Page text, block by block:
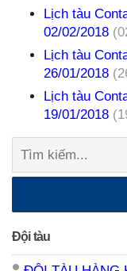
Lịch tàu
02/02/2018
Lịch tàu
26/01/2018
Lịch tàu
19/01/2018
Tìm
kiếm:
Đội tàu